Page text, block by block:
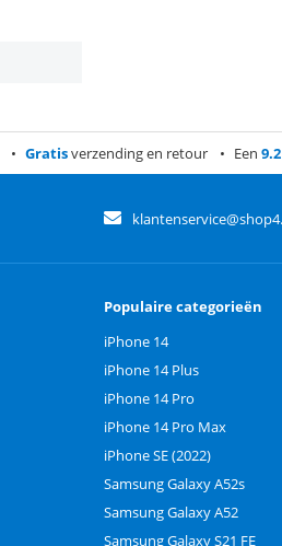
Gratisverzending en retour Een 9.2
Populaire categorieën
iPhone 14
iPhone 14 Plus
iPhone 14 Pro
iPhone 14 Pro Max
iPhone SE (2022)
Samsung Galaxy A52s
Samsung Galaxy A52
Samsung Galaxy S21 FE